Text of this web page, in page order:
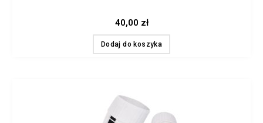
40,00 zł
Dodaj do koszyka